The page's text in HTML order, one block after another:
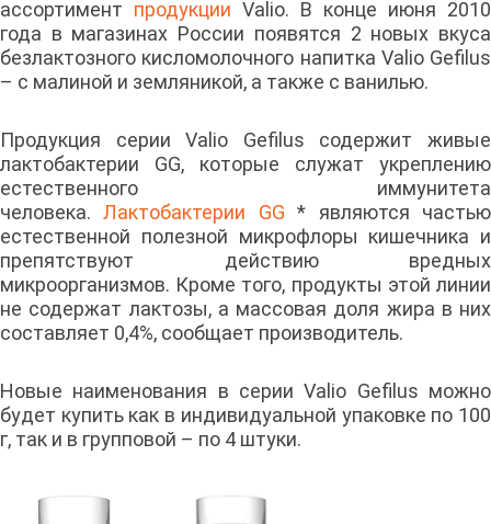
ассортимент продукции Valio. В конце июня 2010
года в магазинах России появятся 2 новых вкуса
безлактозного кисломолочного напитка Valio Gefilus
– с малиной и земляникой, а также с ванилью.
Продукция серии Valio Gefilus содержит живые
лактобактерии GG, которые служат укреплению
естественного иммунитета
человека.Лактобактерии GG * являются частью
естественной полезной микрофлоры кишечника и
препятствуют действию вредных
микроорганизмов. Кроме того, продукты этой линии
не содержат лактозы, а массовая доля жира в них
составляет 0,4%, сообщает производитель.
Новые наименования в серии Valio Gefilus можно
будет купить как в индивидуальной упаковке по 100
г, так и в групповой – по 4 штуки.